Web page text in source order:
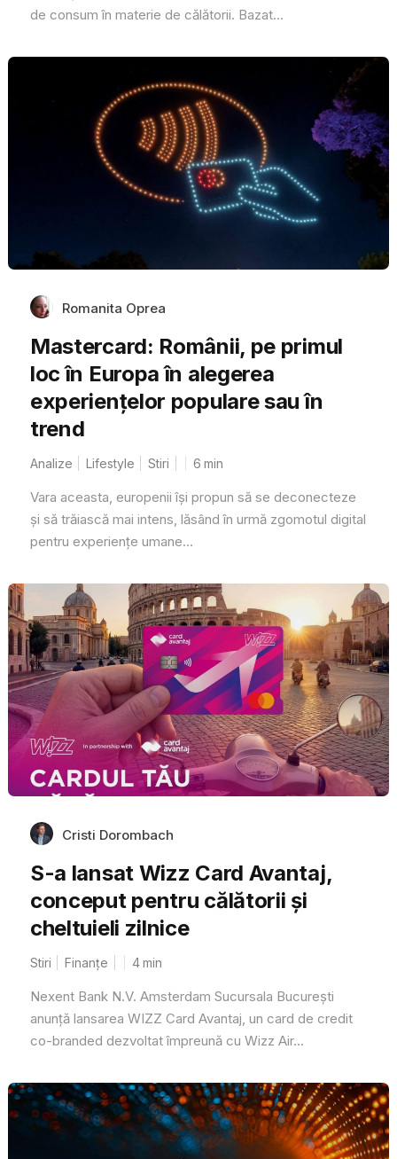
de consum în materie de călătorii. Bazat...
Romanita Oprea
Mastercard: Românii, pe primul
loc în Europa în alegerea
experiențelor populare sau în
trend
Analize Lifestyle Stiri 6 min
Vara aceasta, europenii își propun să se deconecteze
și să trăiască mai intens, lăsând în urmă zgomotul digital
pentru experiențe umane...
Cristi Dorombach
S-a lansat Wizz Card Avantaj,
conceput pentru călătorii și
cheltuieli zilnice
Stiri Finanțe 4min
Nexent Bank N.V. Amsterdam Sucursala București
anunță lansarea WIZZ Card Avantaj, un card de credit
co-branded dezvoltat împreună cu Wizz Air...